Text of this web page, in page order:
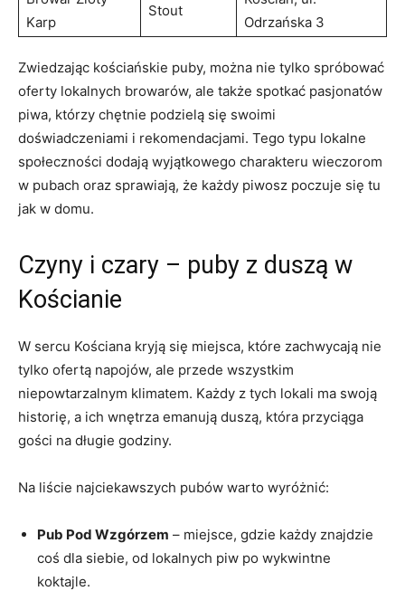
Karp
Stout
Odrzańska 3
Zwiedzając kościańskie puby, można nie tylko spróbować
oferty lokalnych browarów, ale także spotkać pasjonatów
piwa, którzy chętnie podzielą się swoimi
doświadczeniami i rekomendacjami. Tego typu lokalne
społeczności dodają wyjątkowego charakteru wieczorom
w pubach oraz sprawiają, że każdy piwosz poczuje się tu
jak w domu.
Czyny i czary – puby z duszą w
Kościanie
W sercu Kościana kryją się miejsca, które zachwycają nie
tylko ofertą napojów, ale przede wszystkim
niepowtarzalnym klimatem. Każdy z tych lokali ma swoją
historię, a ich wnętrza emanują duszą, która przyciąga
gości na długie godziny.
Na liście najciekawszych pubów warto wyróżnić:
Pub Pod Wzgórzem – miejsce, gdzie każdy znajdzie
coś dla siebie, od lokalnych piw po wykwintne
koktajle.